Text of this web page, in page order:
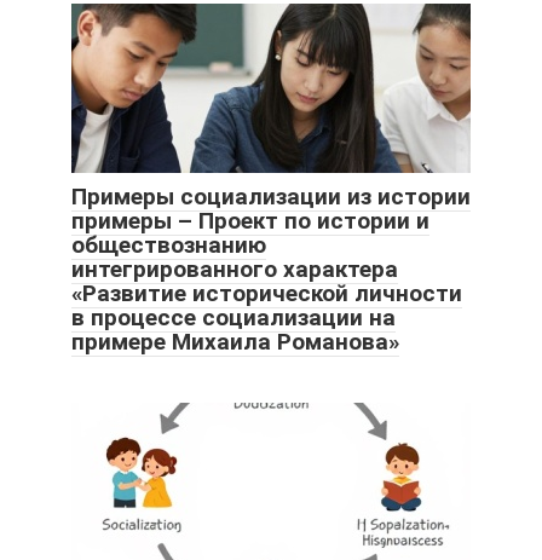
Примеры социализации из истории
примеры – Проект по истории и
обществознанию
интегрированного характера
«Развитие исторической личности
в процессе социализации на
примере Михаила Романова»